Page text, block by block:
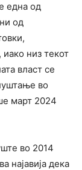
една од
од
низ текот
власт се
во
март 2024
во 2014
најавија дека